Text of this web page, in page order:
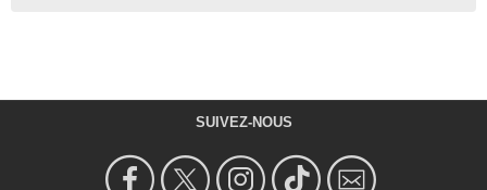
SUIVEZ-NOUS